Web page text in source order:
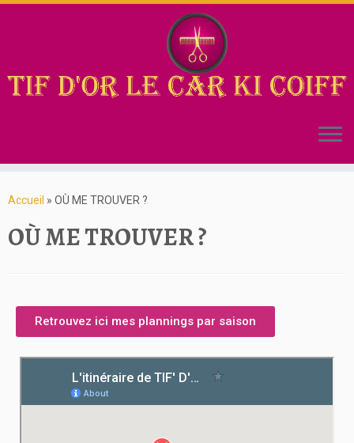
Accueil » OÙ ME TROUVER ?
OÙ ME TROUVER ?
Retrouvez ici mes plannings par saison